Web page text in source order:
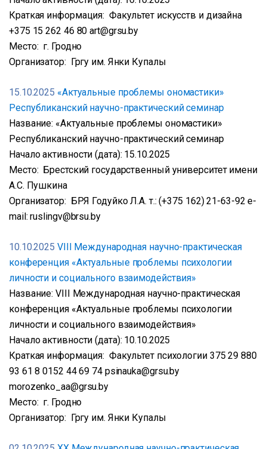
Краткая информация: Факультет искусств и дизайна
+375 15 262 46 80 art@grsu.by
Место: г. Гродно
Организатор: Гргу им. Янки Купалы
15.10.2025 «Актуальные проблемы ономастики»
Республиканский научно-практический семинар
Название: «Актуальные проблемы ономастики»
Республиканский научно-практический семинар
Начало активности (дата): 15.10.2025
Место: Брестский государственный университет имени
А.С. Пушкина
Организатор: БРЯ Годуйко Л.А. т.: (+375 162) 21-63-92 e-
mail: ruslingv@brsu.by
10.10.2025 VIII Международная научно-практическая
конференция «Актуальные проблемы психологии
личности и социального взаимодействия»
Название: VIII Международная научно-практическая
конференция «Актуальные проблемы психологии
личности и социального взаимодействия»
Начало активности (дата): 10.10.2025
Краткая информация: Факультет психологии 375 29 880
93 61 8 0152 44 69 74 psinauka@grsu.by
morozenko_aa@grsu.by
Место: г. Гродно
Организатор: Гргу им. Янки Купалы